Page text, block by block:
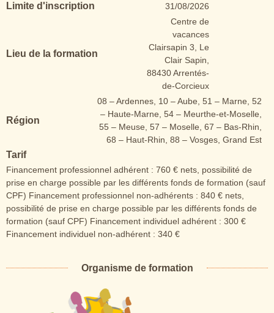
Limite d'inscription 31/08/2026
Lieu de la formation
Centre de
vacances
Clairsapin 3, Le
Clair Sapin,
88430 Arrentés-
de-Corcieux
Région
08 – Ardennes, 10 – Aube 51 – Marne 52
– Haute-Marne 54 – Meurthe-et-Moselle
55 – Meuse 57 – Moselle 67 – Bas-Rhin
68 – Haut-Rhin 88 – Vosges, Grand Est
Tarif
Financement professionnel adhérent : 760 € nets, possibilité de
prise en charge possible par les différents fonds de formation (sauf
CPF) Financement professionnel non-adhérents : 840 € nets,
possibilité de prise en charge possible par les différents fonds de
formation (sauf CPF) Financement individuel adhérent : 300 €
Financement individuel non-adhérent : 340 €
Organisme de formation